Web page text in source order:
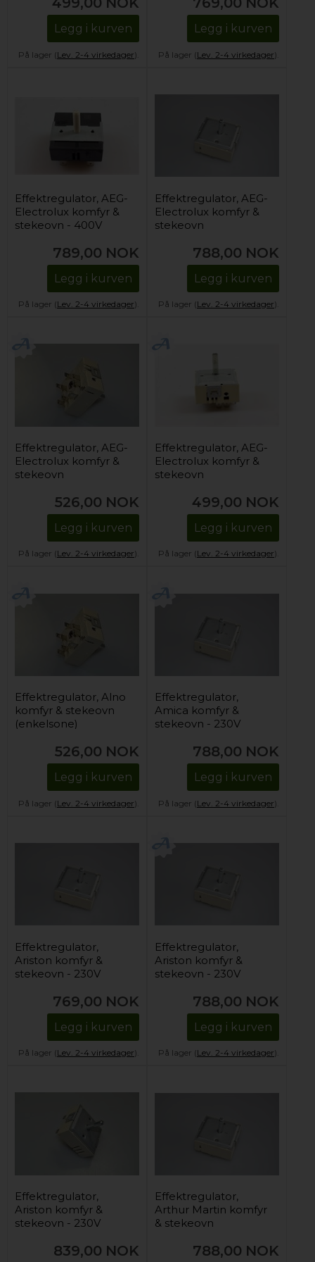
Legg i kurven
På lager (Lev. 2-4 virkedager).
Legg i kurven
På lager (Lev. 2-4 virkedager).
Effektregulator, AEG-
Electrolux komfyr &
stekeovn - 400V
789,00 NOK
Legg i kurven
På lager (Lev. 2-4 virkedager).
Effektregulator, AEG-
Electrolux komfyr &
stekeovn
788,00 NOK
Legg i kurven
På lager (Lev. 2-4 virkedager).
Effektregulator, AEG-
Electrolux komfyr &
stekeovn
526,00 NOK
Legg i kurven
På lager (Lev. 2-4 virkedager).
Effektregulator, AEG-
Electrolux komfyr &
stekeovn
499,00 NOK
Legg i kurven
På lager (Lev. 2-4 virkedager).
Effektregulator, Alno
komfyr & stekeovn
(enkelsone)
526,00 NOK
Legg i kurven
På lager (Lev. 2-4 virkedager).
Effektregulator,
Amica komfyr &
stekeovn - 230V
788,00 NOK
Legg i kurven
På lager (Lev. 2-4 virkedager).
Effektregulator,
Ariston komfyr &
stekeovn - 230V
769,00 NOK
Legg i kurven
På lager (Lev. 2-4 virkedager).
Effektregulator,
Ariston komfyr &
stekeovn - 230V
788,00 NOK
Legg i kurven
På lager (Lev. 2-4 virkedager).
Effektregulator,
Ariston komfyr &
stekeovn - 230V
839,00 NOK
Effektregulator,
Arthur Martin komfyr
& stekeovn
788,00 NOK